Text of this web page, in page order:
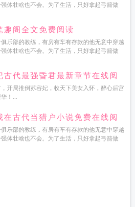
体壮啥也不会。为了生活，只好拿起弓箭做
趣阁全文免费阅读
乐部的教练，有房有车有存款的他无意中穿越
体壮啥也不会。为了生活，只好拿起弓箭做
古代最强昏君最新章节在线阅
开局推倒苏容妃，收天下美女入怀，醉心后宫
！...
在古代当猎户小说免费在线阅
乐部的教练，有房有车有存款的他无意中穿越
体壮啥也不会。为了生活，只好拿起弓箭做